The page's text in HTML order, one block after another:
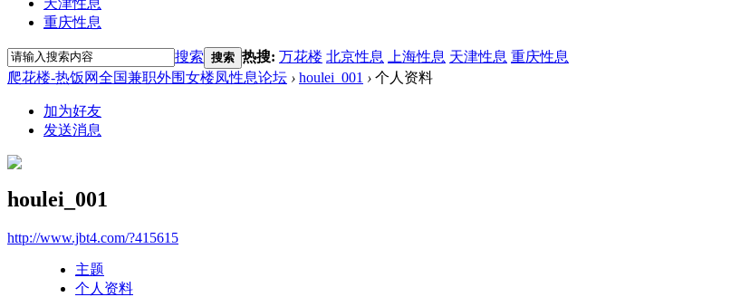
重庆性息
搜索 搜索 热搜: 万花楼 北京性息 上海性息 天津性息 重庆性息
爬花楼-热饭网全国兼职外围女楼凤性息论坛 › houlei_001 › 个人资料
加为好友
发送消息
houlei_001
http://www.jbt4.com/?415615
主题
个人资料